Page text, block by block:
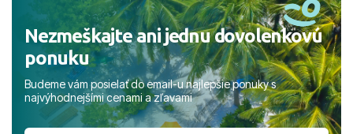
Nezmeškajte ani jednu dovolenkovú
ponuku
Budeme vám posielať do email-u najlepšie ponuky s
najvýhodnejšími cenami a zľavami